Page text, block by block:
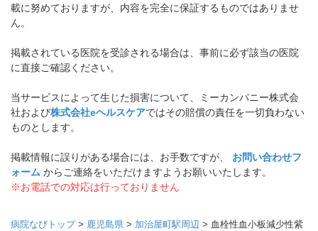
載に努めておりますが、内容を完全に保証するものではありませ
ん。
掲載されている医院を受診される場合は、事前に必ず該当の医院
に直接ご確認ください。
当サービスによって生じた損害について、ミーカンパニー株式会
社および株式会社eヘルスケアではその賠償の責任を一切負わない
ものとします。
掲載情報に誤りがある場合には、お手数ですが、 お問い合わせフ
ォーム からご連絡をいただけますようお願いいたします。
※お電話での対応は行っておりません
病院なびトップ> 鹿児島県 > 加治屋町駅周辺 > 血栓性血小板減少性紫